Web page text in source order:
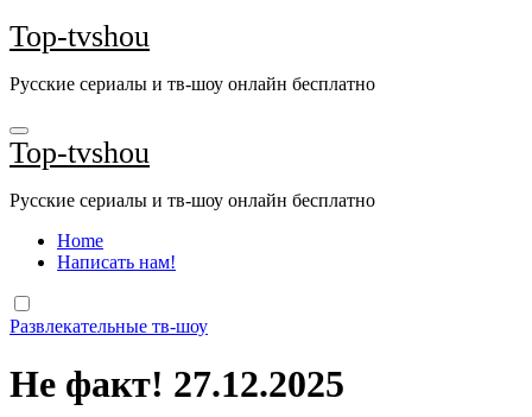
Перейти
к
Top-tvshou
Русские сериалы и тв-шоу онлайн бесплатно
Top-tvshou
Русские сериалы и тв-шоу онлайн бесплатно
Home
Написать нам!
Развлекательные тв-шоу
Не факт! 27.12.2025